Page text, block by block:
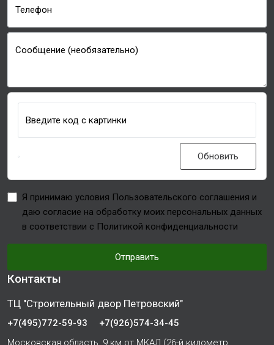
Телефон
Сообщение (необязательно)
Введите код с картинки
Обновить
Я принимаю условия Пользовательского соглашения и
даю согласие на обработку моих персональных данных
в соответствии с Политикой конфиденциальности
Отправить
Контакты
ТЦ "Строительный двор Петровский"
+7(495)772-59-93
+7(926)574-34-45
Московская область, 9 км от МКАД (26-й километр